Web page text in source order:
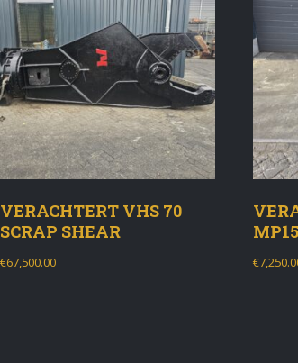
VERACHTERT VHS 70
SCRAP SHEAR
€67,500.00 €